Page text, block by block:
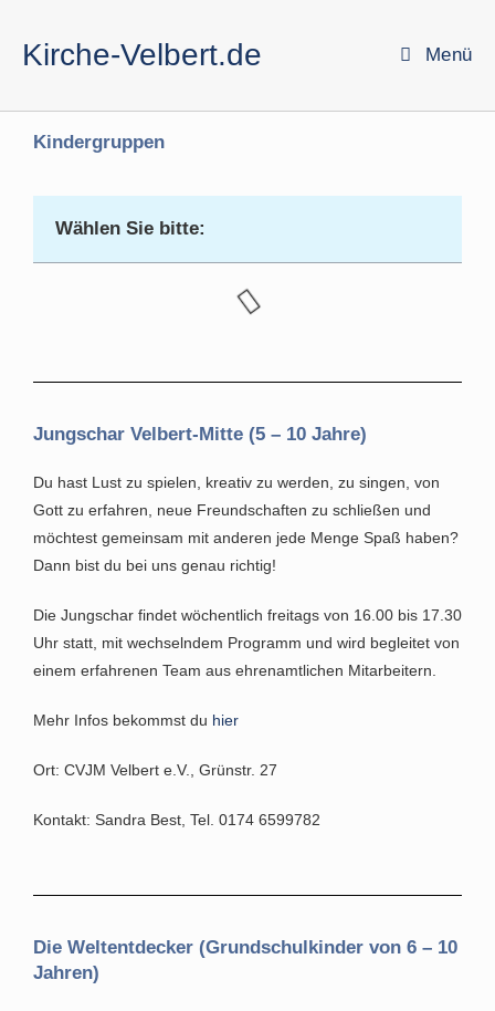
Kirche-Velbert.de Menü
Kindergruppen
Wählen Sie bitte:
Jungschar Velbert-Mitte (5 – 10 Jahre)
Du hast Lust zu spielen, kreativ zu werden, zu singen, von
Gott zu erfahren, neue Freundschaften zu schließen und
möchtest gemeinsam mit anderen jede Menge Spaß haben?
Dann bist du bei uns genau richtig!
Die Jungschar findet wöchentlich freitags von 16.00 bis 17.30
Uhr statt, mit wechselndem Programm und wird begleitet von
einem erfahrenen Team aus ehrenamtlichen Mitarbeitern.
Mehr Infos bekommst du hier
Ort: CVJM Velbert e.V., Grünstr. 27
Kontakt: Sandra Best, Tel. 0174 6599782
Die Weltentdecker (Grundschulkinder von 6 – 10
Jahren)